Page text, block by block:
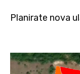
Planirate nova